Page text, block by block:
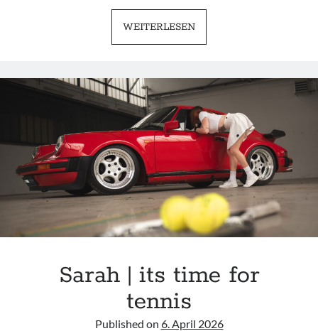
WEITERLESENMERCEDES
|
|
PORSCHE
|
GERMAN
TRIO
Sarah | its time for
tennis
Published on 6. April 2026